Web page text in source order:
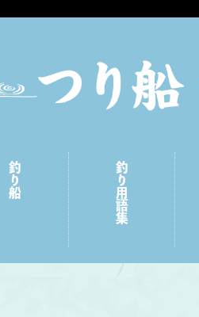
釣り船 釣り用語集